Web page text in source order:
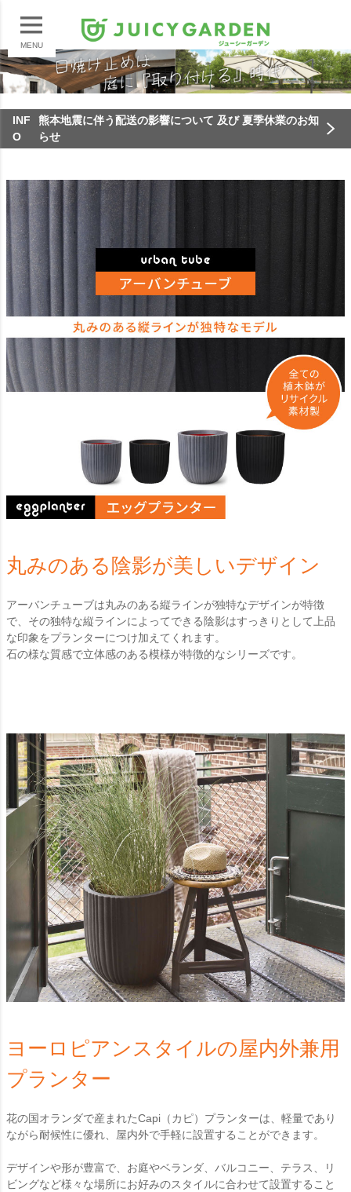
MENU
INF
O
熊本地震に伴う配送の影響について 及び 夏季休業のお知
らせ
丸みのある陰影が美しいデザイン
アーバンチューブは丸みのある縦ラインが独特なデザインが特徴
で、その独特な縦ラインによってできる陰影はすっきりとして上品
な印象をプランターにつけ加えてくれます。
石の様な質感で立体感のある模様が特徴的なシリーズです。
ヨーロピアンスタイルの屋内外兼用
プランター
花の国オランダで産まれたCapi（カピ）プランターは、軽量であり
ながら耐候性に優れ、屋内外で手軽に設置することができます。
デザインや形が豊富で、お庭やベランダ、バルコニー、テラス、リ
ビングなど様々な場所にお好みのスタイルに合わせて設置すること